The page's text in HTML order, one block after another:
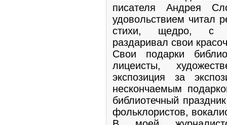
писателя Андрея
удовольствием читал
стихи, щедро, с
раздаривал свои
Свои подарки
лицеисты,
экспозиция за
нескончаемым
библиотечный
фольклористов,